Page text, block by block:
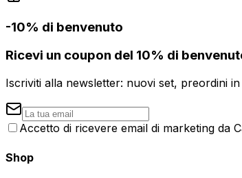
-10% di benvenuto
Ricevi un coupon del 10% di
Iscriviti alla newsletter: nuovi set, preordini
Accetto di ricevere email di marketing da
Shop